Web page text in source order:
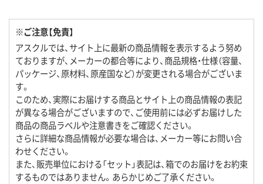
※ご注意【免責】
アスクルでは、サイト上に最新の商品情報を表示するよう努め
ておりますが、メーカーの都合等により、商品規格・仕様（容量、
パッケージ、原材料、原産国など）が変更される場合がございま
す。
このため、実際にお届けする商品とサイト上の商品情報の表記
が異なる場合がございますので、ご使用前には必ずお届けした
商品の商品ラベルや注意書きをご確認ください。
さらに詳細な商品情報が必要な場合は、メーカー等にお問い合
わせください。
また、販売単位における「セット」表記は、箱でのお届けをお約束
するものではありません。あらかじめご了承ください。